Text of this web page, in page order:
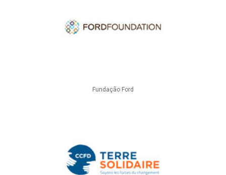
Fundação Ford